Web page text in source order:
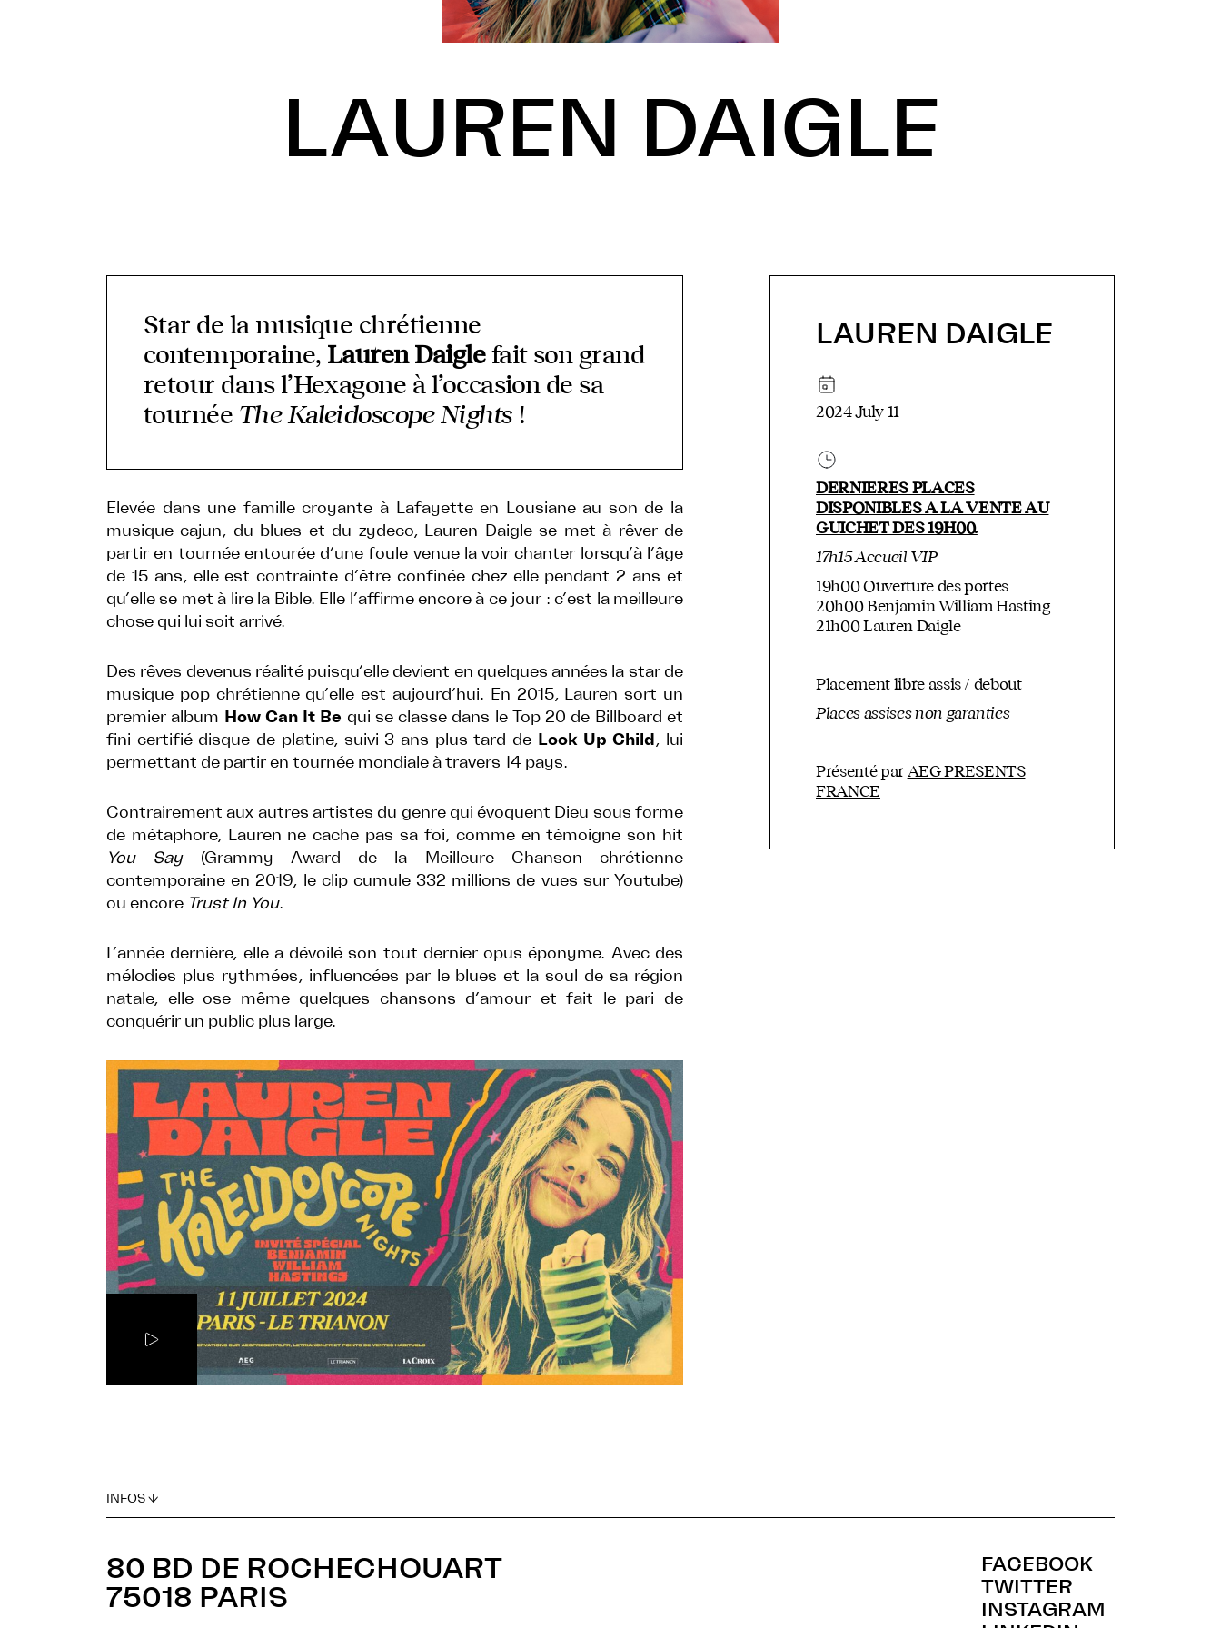
LAUREN DAIGLE
Star de la musique chrétienne
contemporaine, Lauren Daiglefait son grand
retour dans l’Hexagone à l’occasion de sa
tournée The Kaleidoscope Nights !
Elevée dans une famille croyante à Lafayette en Lousiane au son de la
musique cajun, du blues et du zydeco, Lauren Daigle se met à rêver de
partir en tournée entourée d’une foule venue la voir chanter lorsqu’à l’âge
de 15 ans, elle est contrainte d’être confinée chez elle pendant 2 ans et
qu’elle se met à lire la Bible. Elle l’affirme encore à ce jour : c’est la meilleure
chose qui lui soit arrivé.
Des rêves devenus réalité puisqu’elle devient en quelques années la star de
musique pop chrétienne qu’elle est aujourd’hui. En 2015, Lauren sort un
premier album How Can It Be qui se classe dans le Top 20 de Billboard et
fini certifié disque de platine, suivi 3 ans plus tard de Look Up Child, lui
permettant de partir en tournée mondiale à travers 14 pays.
Contrairement aux autres artistes du genre qui évoquent Dieu sous forme
de métaphore, Lauren ne cache pas sa foi, comme en témoigne son hit
You Say(Grammy Award de la Meilleure Chanson chrétienne
contemporaine en 2019, le clip cumule 332 millions de vues sur Youtube)
ou encore Trust In You.
L’année dernière, elle a dévoilé son tout dernier opus éponyme. Avec des
mélodies plus rythmées, influencées par le blues et la soul de sa région
natale, elle ose même quelques chansons d’amour et fait le pari de
conquérir un public plus large.
LAUREN DAIGLE
2024 July 11
DERNIERES PLACES
DISPONIBLES A LA VENTE AU
GUICHET DES 19H00.
17h15 Accueil VIP
19h00 Ouverture des portes
20h00 Benjamin William Hasting
21h00 Lauren Daigle
Placement libre assis / debout
Places assises non garanties
Présenté par AEG PRESENTS
FRANCE
INFOS ↓
80 BD DE ROCHECHOUART
75018 PARIS
FACEBOOK
TWITTER
INSTAGRAM